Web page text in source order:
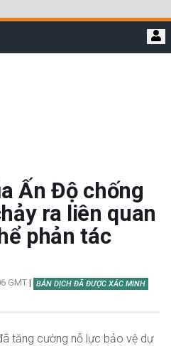
Ấn Độ chống
ra liên quan
phản tác
GMT | BẢN DỊCH ĐÃ ĐƯỢC XÁC MINH
tăng cường nỗ lực bảo vệ dự